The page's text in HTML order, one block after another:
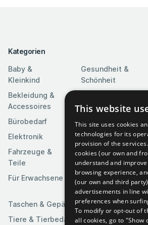
Kategorien
Baby &
Kleinkind
Bekleidung &
Accessoires
Bürobedarf
Elektronik
Fahrzeuge &
Teile
Für Erwachsene
Gesundheit &
Schönheit
Heimwerkerbedarf
Kameras & Optik
Kunst &
Unterhaltung
Medien
Taschen & Gepäck
Tiere & Tierbedarf
This website
This site uses cookies
technologies for its
provision of the
cookies (our own and
understand and improve
browsing experience,
(our own and third
advertisements in line
preferences when
To modify or opt-out of
all cookies, go to "Show